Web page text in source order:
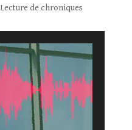
Lecture de chroniques